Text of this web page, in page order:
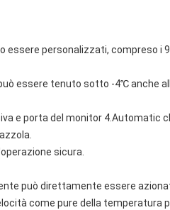
essere personalizzati, compreso i
essere tenuto sotto -4℃ anche
e porta del monitor 4.Automatic
sicura.
può direttamente essere
come pure della temperatura